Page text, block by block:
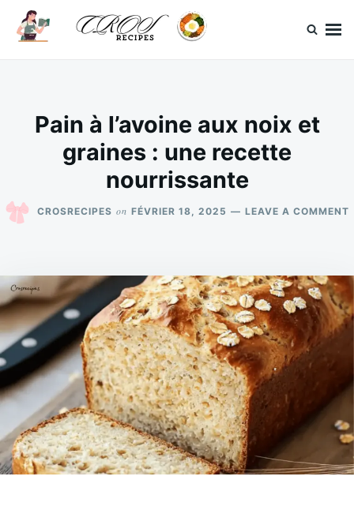
SkipSearch
for:
Pain à l’avoine aux noix et
graines : une recette
nourrissante
CROSRECIPES on FÉVRIER 18, 2025 LEAVE A COMMENT